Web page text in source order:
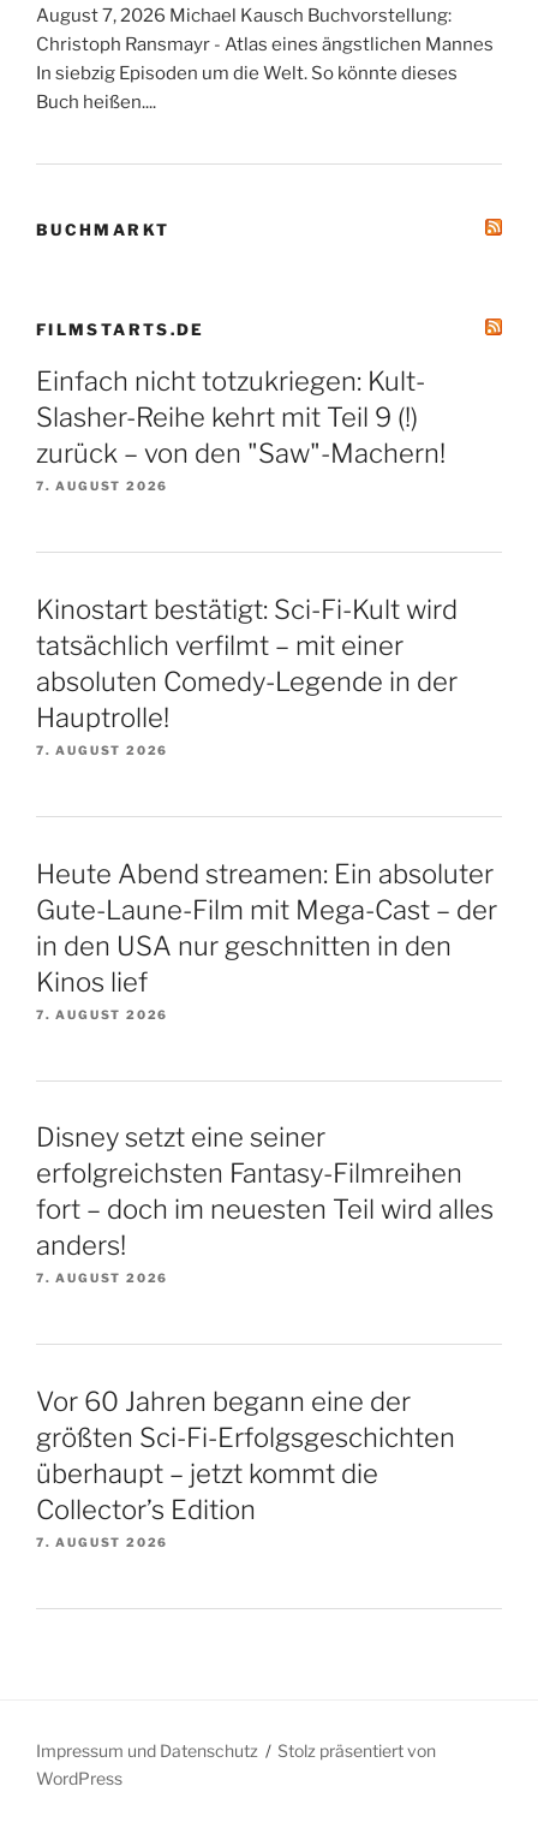
August 7, 2026 Michael Kausch Buchvorstellung:
Christoph Ransmayr - Atlas eines ängstlichen Mannes
In siebzig Episoden um die Welt. So könnte dieses
Buch heißen....
BUCHMARKT
FILMSTARTS.DE
Einfach nicht totzukriegen: Kult-
Slasher-Reihe kehrt mit Teil 9 (!)
zurück – von den "Saw"-Machern!
7. AUGUST 2026
Kinostart bestätigt: Sci-Fi-Kult wird
tatsächlich verfilmt – mit einer
absoluten Comedy-Legende in der
Hauptrolle!
7. AUGUST 2026
Heute Abend streamen: Ein absoluter
Gute-Laune-Film mit Mega-Cast – der
in den USA nur geschnitten in den
Kinos lief
7. AUGUST 2026
Disney setzt eine seiner
erfolgreichsten Fantasy-Filmreihen
fort – doch im neuesten Teil wird alles
anders!
7. AUGUST 2026
Vor 60 Jahren begann eine der
größten Sci-Fi-Erfolgsgeschichten
überhaupt – jetzt kommt die
Collector’s Edition
7. AUGUST 2026
Impressum und Datenschutz
Stolz präsentiert von
WordPress